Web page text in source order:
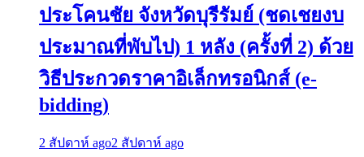
ประโคนชัย จังหวัดบุรีรัมย์ (ชดเชยงบ
ประมาณที่พับไป) 1 หลัง (ครั้งที่ 2) ด้วย
วิธีประกวดราคาอิเล็กทรอนิกส์ (e-
bidding)
2 สัปดาห์ ago2 สัปดาห์ ago